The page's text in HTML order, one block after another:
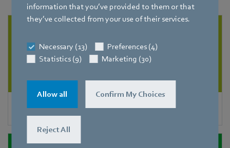
information that you’ve provided to them or that
they’ve collected from your use of their services.
Necessary (13)
Preferences (4)
Statistics (9)
Marketing (30)
Allow all Confirm My Choices
Reject All
Parowniki